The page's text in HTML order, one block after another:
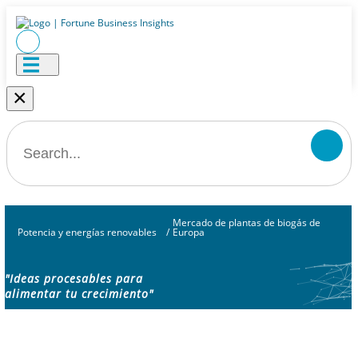
×
Potencia y energías renovables /
Mercado de plantas de biogás de
Europa
"Ideas procesables para
alimentar tu crecimiento"